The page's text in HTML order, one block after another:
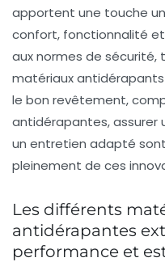
apportent une touche
confort, fonctionnalité
aux normes de sécurité,
matériaux
le bon revêtement,
antidérapantes, assurer
un entretien adapté
pleinement de ces
Les différents
antidérapantes
performance et